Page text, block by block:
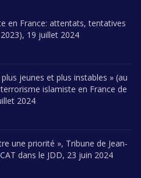
en France: attentats, tentatives
19 juillet 2024
jeunes et plus instables » (au
islamiste en France de
2024
une priorité », Tribune de Jean-
dans le JDD, 23 juin 2024